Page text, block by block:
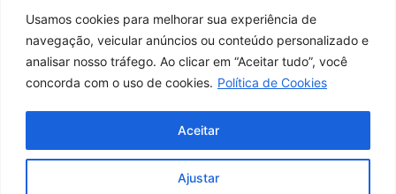
Usamos cookies para melhorar sua experiência de
navegação, veicular anúncios ou conteúdo personalizado e
analisar nosso tráfego. Ao clicar em “Aceitar tudo”, você
concorda com o uso de cookies. Política de Cookies
Ajustar
Aceitar
SIGA-NOS
Fale conosco